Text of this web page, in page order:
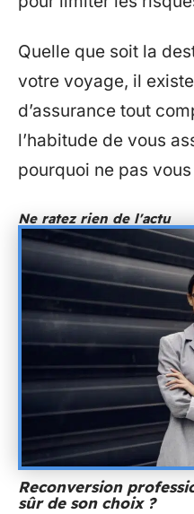
Quelle que soit la
votre voyage, il
d’assurance tout
l’habitude de vous
pourquoi ne pas
Ne ratez rien de l'actu
Reconversion
sûr de son choix ?